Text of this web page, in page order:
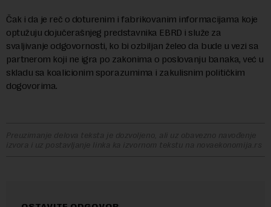
Čak i da je reč o doturenim i fabrikovanim informacijama koje
optužuju dojučerašnjeg predstavnika EBRD i služe za
svaljivanje odgovornosti, ko bi ozbiljan želeo da bude u vezi sa
partnerom koji ne igra po zakonima o poslovanju banaka, već u
skladu sa koalicionim sporazumima i zakulisnim političkim
dogovorima.
Preuzimanje delova teksta je dozvoljeno, ali uz obavezno navođenje
izvora i uz postavljanje linka ka izvornom tekstu na novaekonomija.rs